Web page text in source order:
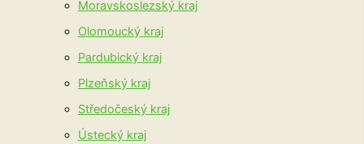
Moravskoslezský kraj
Olomoucký kraj
Pardubický kraj
Plzeňský kraj
Středočeský kraj
Ústecký kraj